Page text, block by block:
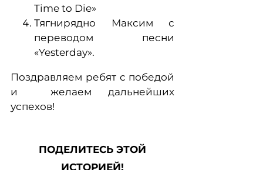
Time to Die»
Тягнирядно Максим с
переводом песни
«Yesterday».
Поздравляем ребят с победой
и желаем дальнейших
успехов!
ПОДЕЛИТЕСЬ ЭТОЙ
ИСТОРИЕЙ!